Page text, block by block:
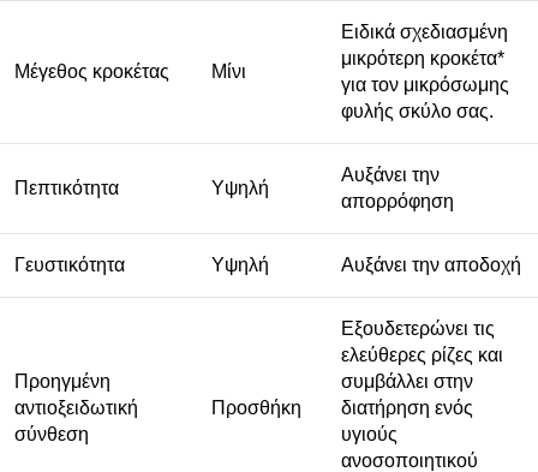
Μέγεθος κροκέτας Μίνι
Ειδικά σχεδιασμένη
μικρότερη κροκέτα*
για τον μικρόσωμης
φυλής σκύλο σας.
Πεπτικότητα Υψηλή
Αυξάνει την
απορρόφηση
Γευστικότητα Υψηλή Αυξάνει την αποδοχή
Προηγμένη
αντιοξειδωτική
σύνθεση
Προσθήκη
Εξουδετερώνει τις
ελεύθερες ρίζες και
συμβάλλει στην
διατήρηση ενός
υγιούς
ανοσοποιητικού